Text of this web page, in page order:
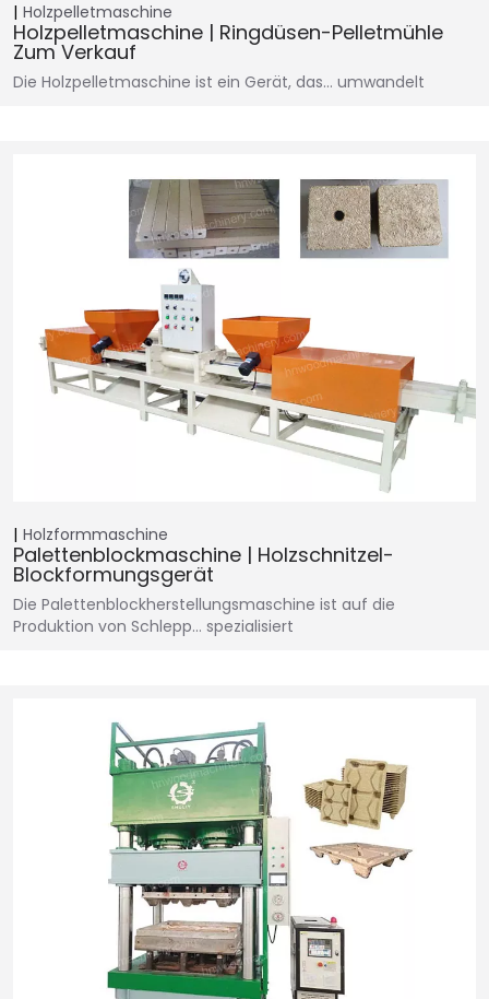
Holzpelletmaschine
Holzpelletmaschine | Ringdüsen-Pelletmühle
Zum Verkauf
Die Holzpelletmaschine ist ein Gerät, das… umwandelt
Holzformmaschine
Palettenblockmaschine | Holzschnitzel-
Blockformungsgerät
Die Palettenblockherstellungsmaschine ist auf die
Produktion von Schlepp… spezialisiert